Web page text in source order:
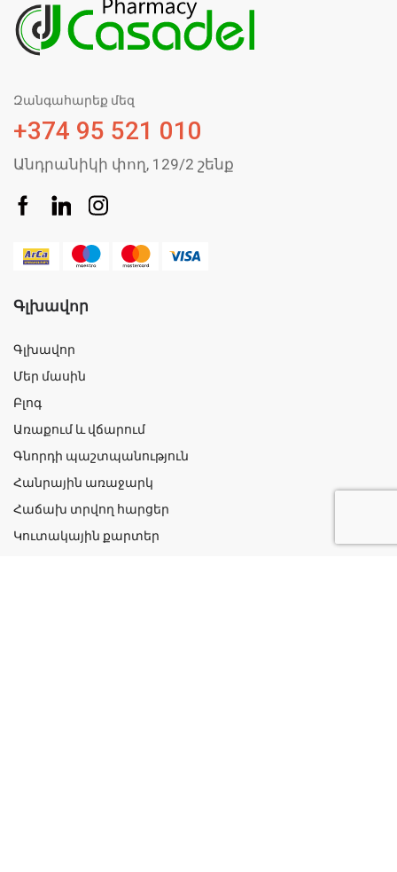
Զանգահարեք մեզ
+374 95 521 010
Անդրանիկի փող, 129/2 շենք
Գլխավոր
Գլխավոր
Մեր մասին
Բլոգ
Առաքում և վճարում
Գնորդի պաշտպանություն
Հանրային առաջարկ
Հաճախ տրվող հարցեր
Կուտակային քարտեր